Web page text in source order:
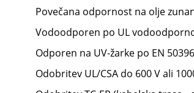
Povečana odpornost na olje
Vodoodporen po UL
Odporen na UV-žarke po EN
Odobritev UL/CSA do 600 V ali